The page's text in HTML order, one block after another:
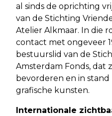
al sinds de oprichting
van de Stichting
Atelier Alkmaar. In die
contact met ongeveer
bestuurslid van de
Amsterdam Fonds, dat
bevorderen en in
grafische kunsten.
Internationale